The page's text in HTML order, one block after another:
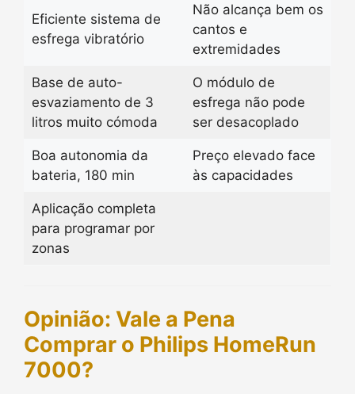
Eficiente sistema de
esfrega vibratório
Não alcança bem os
cantos e
extremidades
Base de auto-
esvaziamento de 3
litros muito cómoda
O módulo de
esfrega não pode
ser desacoplado
Boa autonomia da
bateria, 180 min
Preço elevado face
às capacidades
Aplicação completa
para programar por
zonas
Opinião: Vale a Pena
Comprar o Philips HomeRun
7000?